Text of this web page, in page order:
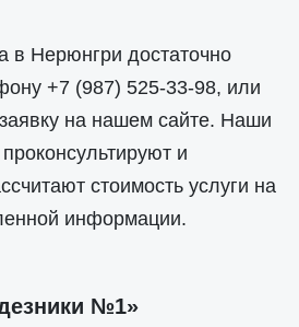
в Нерюнгри достаточно
+7 (987) 525-33-98, или
на нашем сайте. Наши
и
стоимость услуги на
информации.
№1»